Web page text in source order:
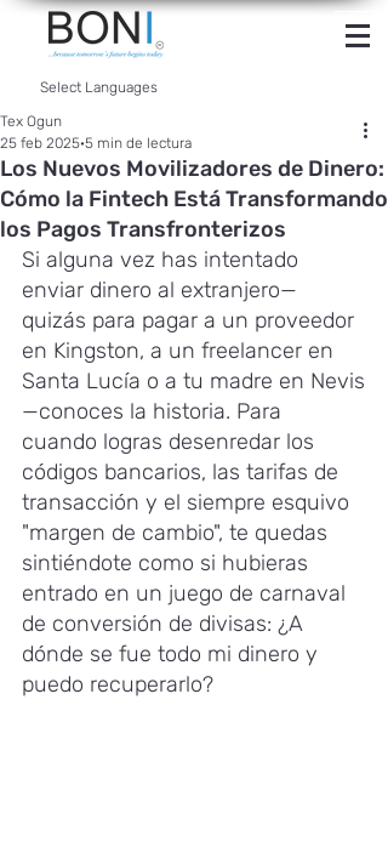
Select Languages
Los Nuevos Movilizadores de Dinero:
Cómo la Fintech Está Transformando
los Pagos Transfronterizos
Tex Ogun
25 feb 2025 5 min de lectura
Si alguna vez has intentado
enviar dinero al extranjero—
quizás para pagar a un proveedor
en Kingston, a un freelancer en
Santa Lucía o a tu madre en Nevis
—conoces la historia. Para
cuando logras desenredar los
códigos bancarios, las tarifas de
transacción y el siempre esquivo
"margen de cambio", te quedas
sintiéndote como si hubieras
entrado en un juego de carnaval
de conversión de divisas: ¿A
dónde se fue todo mi dinero y
puedo recuperarlo?